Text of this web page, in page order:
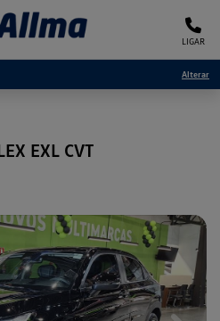
LIGAR
Alterar
EXL CVT